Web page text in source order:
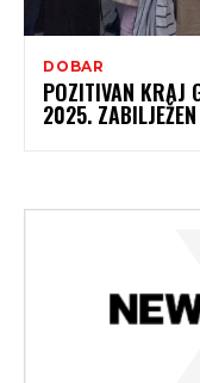
DOBAR
POZITIVAN KRAJ
2025.